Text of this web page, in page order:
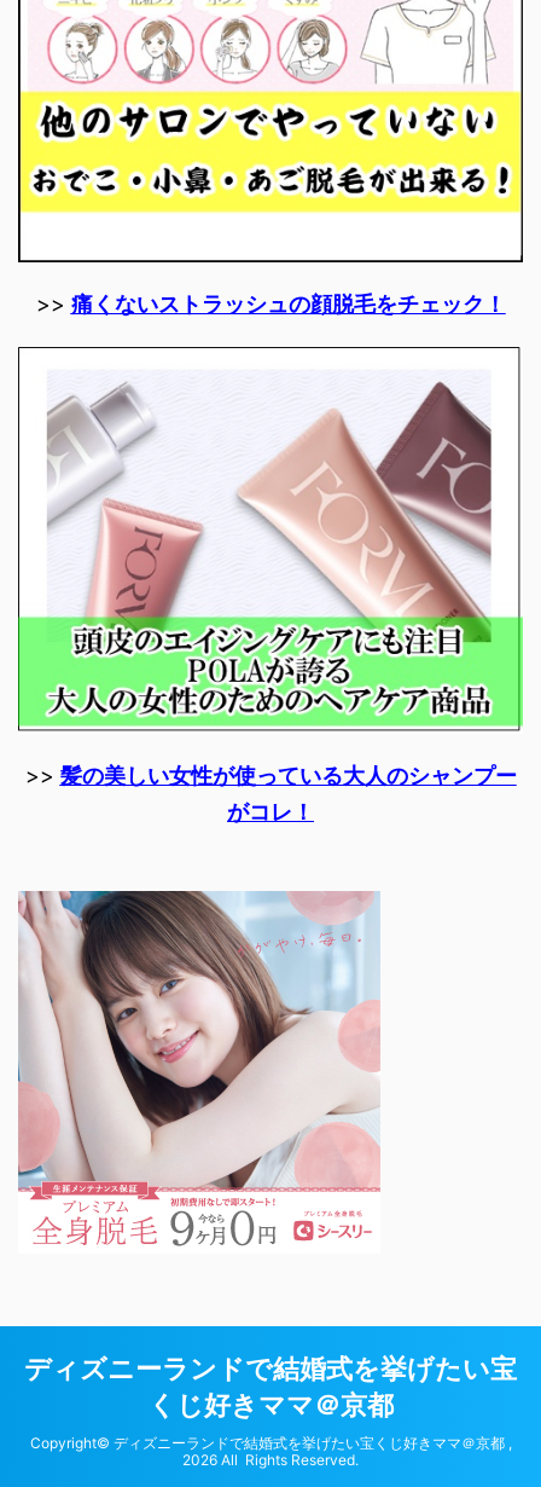
>> 痛くないストラッシュの顔脱毛をチェック！
>> 髪の美しい女性が使っている大人のシャンプー
がコレ！
ディズニーランドで結婚式を挙げたい宝
くじ好きママ＠京都
Copyright© ディズニーランドで結婚式を挙げたい宝くじ好きママ＠京都 ,
2026 All Rights Reserved.